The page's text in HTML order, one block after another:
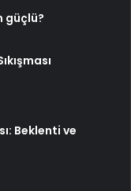
güçlü?
Beklenti ve